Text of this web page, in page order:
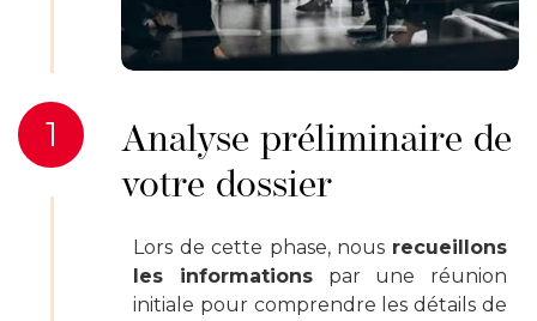
1
Analyse préliminaire de
votre dossier
Lors de cette phase, nous recueillons
les informationspar une réunion
initiale pour comprendre les détails de